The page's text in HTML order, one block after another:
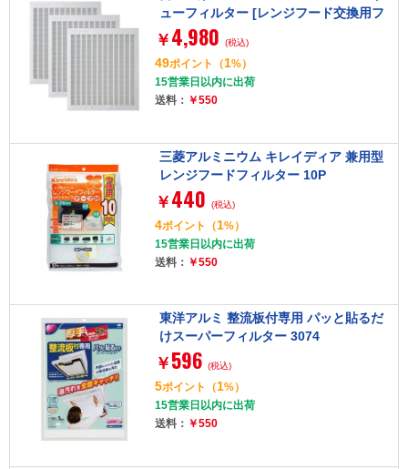
ューフィルター [レンジフード交換用フ
ィルター（3枚入り）]
￥ 4,980 (税込)
49ポイント （1%）
15営業日以内に出荷
送料： ￥550
三菱アルミニウム キレイディア 兼用型
レンジフードフィルター 10P
￥ 440 (税込)
4ポイント （1%）
15営業日以内に出荷
送料： ￥550
東洋アルミ 整流板付専用 パッと貼るだ
けスーパーフィルター 3074
￥ 596 (税込)
5ポイント （1%）
15営業日以内に出荷
送料： ￥550